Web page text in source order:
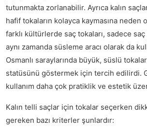
tutunmakta zorlanabilir. Ayrıca kalın
hafif tokaların kolayca kaymasına neden
farklı kültürlerde saç tokaları, sadece
aynı zamanda süsleme aracı olarak da
Osmanlı saraylarında büyük, süslü tokalar
statüsünü göstermek için tercih edilirdi.
kullanım daha çok pratiklik ve estetik
Kalın telli saçlar için tokalar seçerken
gereken bazı kriterler şunlardır: